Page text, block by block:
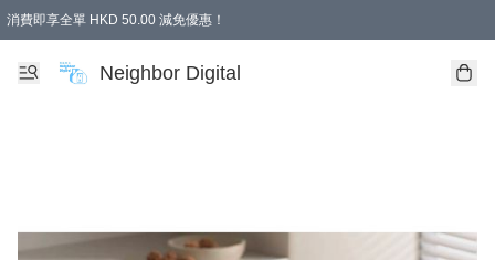
消費即享全單 HKD 50.00 減免優惠！
Neighbor Digital